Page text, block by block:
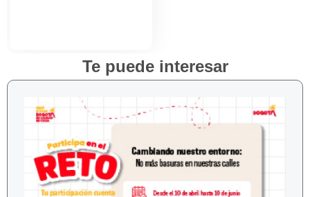
Te puede interesar